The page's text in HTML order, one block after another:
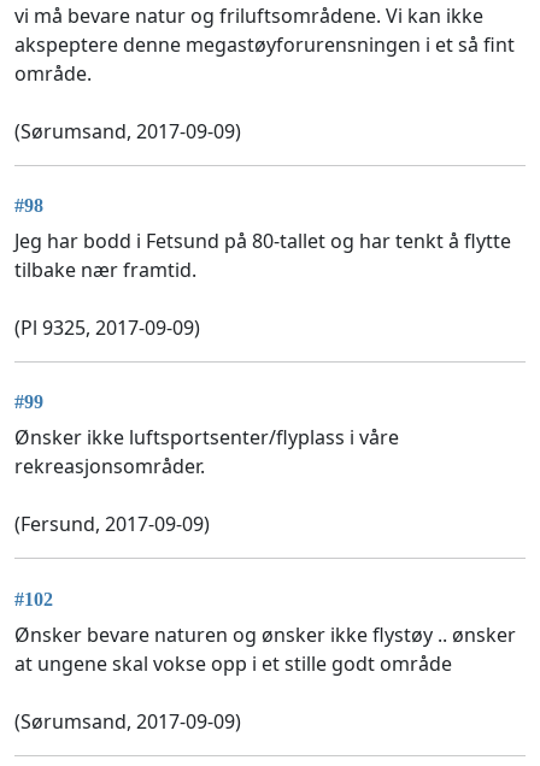
vi må bevare natur og friluftsområdene. Vi kan ikke
akspeptere denne megastøyforurensningen i et så fint
område.
(Sørumsand, 2017-09-09)
#98
Jeg har bodd i Fetsund på 80-tallet og har tenkt å flytte
tilbake nær framtid.
(Pl 9325, 2017-09-09)
#99
Ønsker ikke luftsportsenter/flyplass i våre
rekreasjonsområder.
(Fersund, 2017-09-09)
#102
Ønsker bevare naturen og ønsker ikke flystøy .. ønsker
at ungene skal vokse opp i et stille godt område
(Sørumsand, 2017-09-09)